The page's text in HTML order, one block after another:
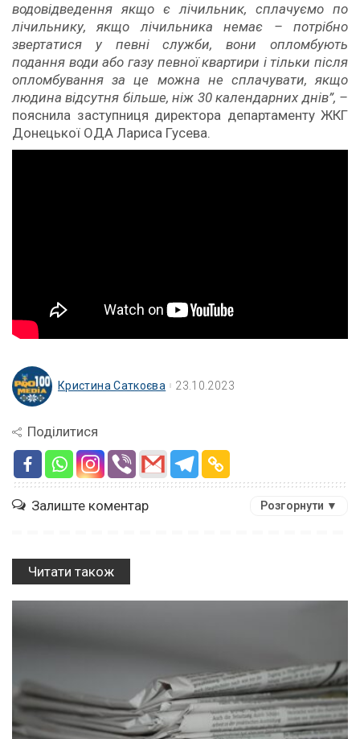
водовідведення якщо є лічильник, сплачуємо по
лічильнику, якщо лічильника немає – потрібно
звертатися у певні служби, вони опломбують
подання води або газу певної квартири і тільки після
опломбування за це можна не сплачувати, якщо
людина відсутня більше, ніж 30 календарних днів”, –
пояснила заступниця директора департаменту ЖКГ
Донецької ОДА Лариса Гусева.
Кристина Саткоєва 23.10.2023
Поділитися
Залиште коментар Розгорнути ▼
Читати також